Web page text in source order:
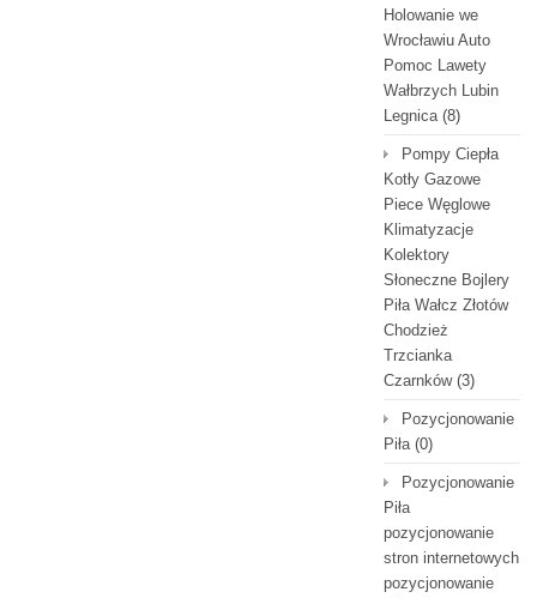
Holowanie we
Wrocławiu Auto
Pomoc Lawety
Wałbrzych Lubin
Legnica(8)
Pompy Ciepła
Kotły Gazowe
Piece Węglowe
Klimatyzacje
Kolektory
Słoneczne Bojlery
Piła Wałcz Złotów
Chodzież
Trzcianka
Czarnków(3)
Pozycjonowanie
Piła(0)
Pozycjonowanie
Piła
pozycjonowanie
stron internetowych
pozycjonowanie